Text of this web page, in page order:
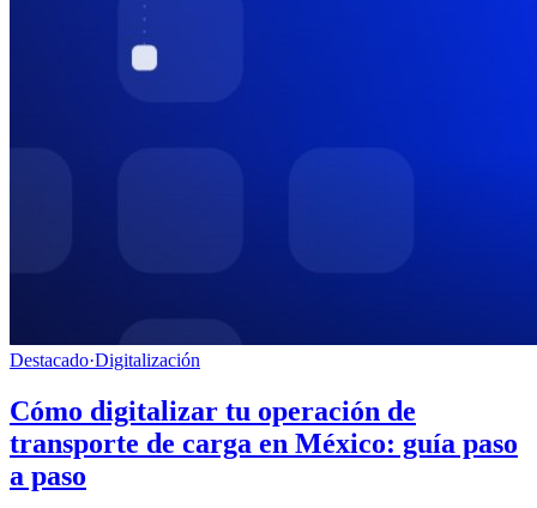
Destacado·Digitalización
Cómo digitalizar tu operación de
transporte de carga en México: guía paso
a paso